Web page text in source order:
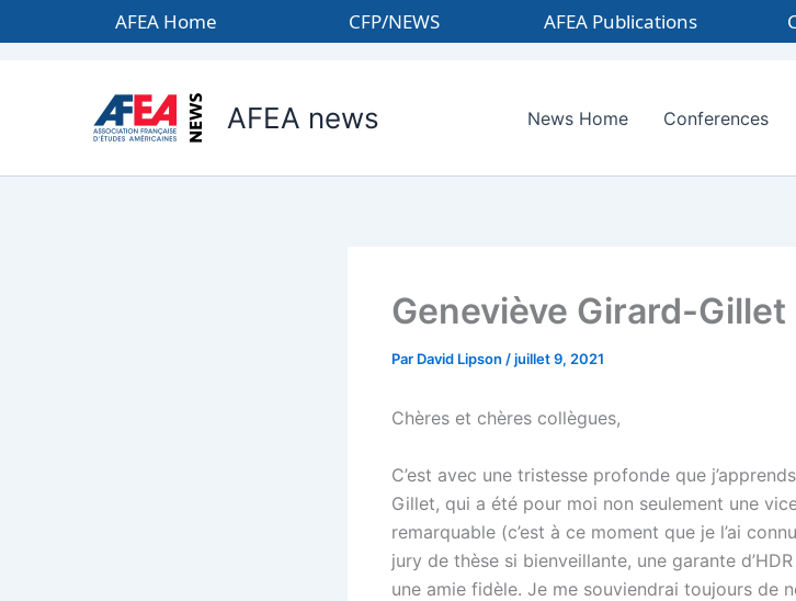
au
AFEA Home CFP/NEWS AFEA Publications
AFEA news News Home Conferences
Geneviève Girard-Gillet
Par David Lipson /juillet 9, 2021
Chères et chères collègues,
C’est avec une tristesse profonde que
Gillet, qui a été pour moi non seulement une
remarquable (c’est à ce moment que je l’ai
jury de thèse si bienveillante, une garante
une amie fidèle. Je me souviendrai toujours de